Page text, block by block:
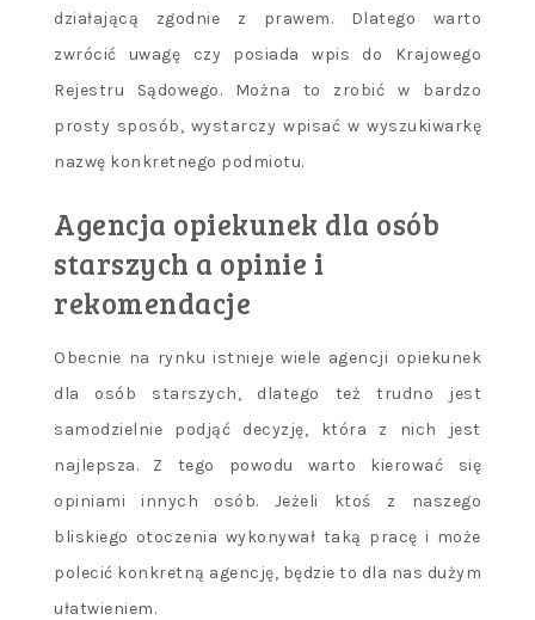
działającą zgodnie z prawem. Dlatego warto
zwrócić uwagę czy posiada wpis do Krajowego
Rejestru Sądowego. Można to zrobić w bardzo
prosty sposób, wystarczy wpisać w wyszukiwarkę
nazwę konkretnego podmiotu.
Agencja opiekunek dla osób
starszych a opinie i
rekomendacje
Obecnie na rynku istnieje wiele agencji opiekunek
dla osób starszych, dlatego też trudno jest
samodzielnie podjąć decyzję, która z nich jest
najlepsza. Z tego powodu warto kierować się
opiniami innych osób. Jeżeli ktoś z naszego
bliskiego otoczenia wykonywał taką pracę i może
polecić konkretną agencję, będzie to dla nas dużym
ułatwieniem.